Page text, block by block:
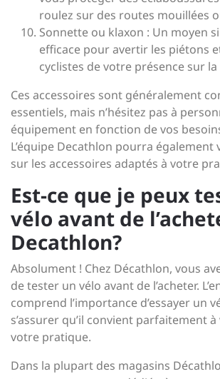
roulez sur des routes mouillées
Sonnette ou klaxon : Un moyen
efficace pour avertir les piétons
cyclistes de votre présence sur
Ces accessoires sont généralement
essentiels, mais n’hésitez pas à
équipement en fonction de vos
L’équipe Decathlon pourra également
sur les accessoires adaptés à votre
Est-ce que je peux
vélo avant de
Decathlon?
Absolument ! Chez Décathlon, vous
de tester un vélo avant de l’acheter.
comprend l’importance d’essayer un
s’assurer qu’il convient parfaitement
votre pratique.
Dans la plupart des magasins